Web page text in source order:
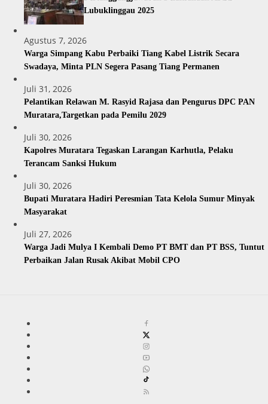
Lubuklinggau 2025
Agustus 7, 2026
Warga Simpang Kabu Perbaiki Tiang Kabel Listrik Secara
Swadaya, Minta PLN Segera Pasang Tiang Permanen
Juli 31, 2026
Pelantikan Relawan M. Rasyid Rajasa dan Pengurus DPC PAN
Muratara,Targetkan pada Pemilu 2029
Juli 30, 2026
Kapolres Muratara Tegaskan Larangan Karhutla, Pelaku
Terancam Sanksi Hukum
Juli 30, 2026
Bupati Muratara Hadiri Peresmian Tata Kelola Sumur Minyak
Masyarakat
Juli 27, 2026
Warga Jadi Mulya I Kembali Demo PT BMT dan PT BSS, Tuntut
Perbaikan Jalan Rusak Akibat Mobil CPO